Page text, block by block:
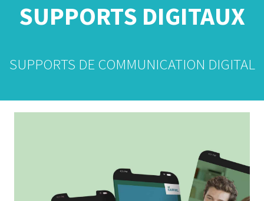
SUPPORTS DIGITAUX
SUPPORTS DE COMMUNICATION DIGITAL